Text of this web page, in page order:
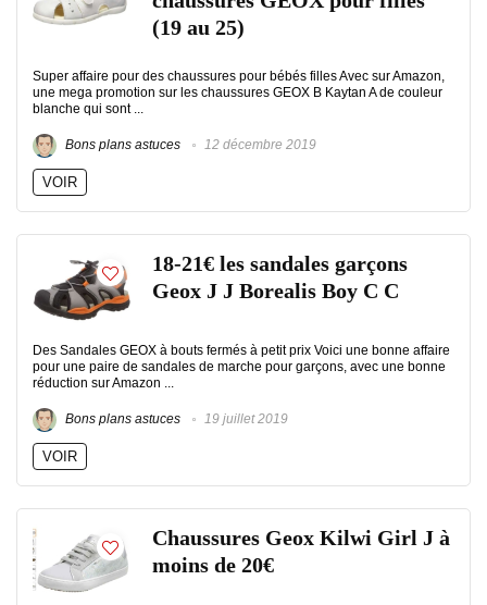
(19 au 25)
Super affaire pour des chaussures pour bébés filles Avec sur Amazon,
une mega promotion sur les chaussures GEOX B Kaytan A de couleur
blanche qui sont ...
Bons plans astuces 12 décembre 2019
VOIR
18-21€ les sandales garçons
Geox J J Borealis Boy C C
Des Sandales GEOX à bouts fermés à petit prix Voici une bonne affaire
pour une paire de sandales de marche pour garçons, avec une bonne
réduction sur Amazon ...
Bons plans astuces 19 juillet 2019
VOIR
Chaussures Geox Kilwi Girl J à
moins de 20€